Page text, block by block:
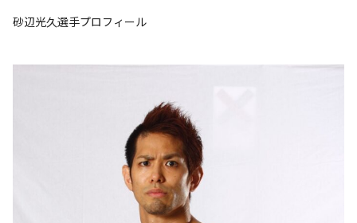
砂辺光久選手プロフィール